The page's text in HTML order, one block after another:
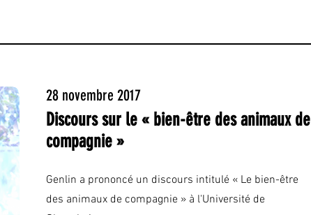
28 novembre 2017
Discours sur le « bien-être des animaux de
compagnie »
Genlin a prononcé un discours intitulé « Le bien-être
des animaux de compagnie » à l'Université de